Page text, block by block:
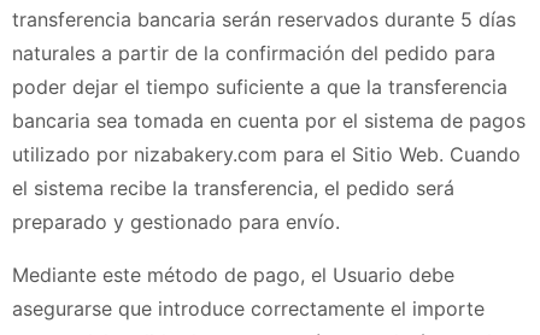
transferencia bancaria serán reservados durante 5 días
naturales a partir de la confirmación del pedido para
poder dejar el tiempo suficiente a que la transferencia
bancaria sea tomada en cuenta por el sistema de pagos
utilizado por nizabakery.com para el Sitio Web. Cuando
el sistema recibe la transferencia, el pedido será
preparado y gestionado para envío.
Mediante este método de pago, el Usuario debe
asegurarse que introduce correctamente el importe